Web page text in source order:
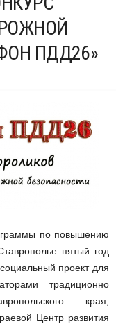
ПДД26»
по повышению
пятый год
проект для
традиционно
края,
Центр развития